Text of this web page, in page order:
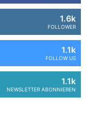
1.6k
FOLLOWER
1.1k
FOLLOW US
1.1k
NEWSLETTER ABONNIEREN